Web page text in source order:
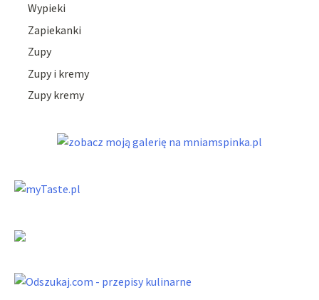
Wypieki
Zapiekanki
Zupy
Zupy i kremy
Zupy kremy